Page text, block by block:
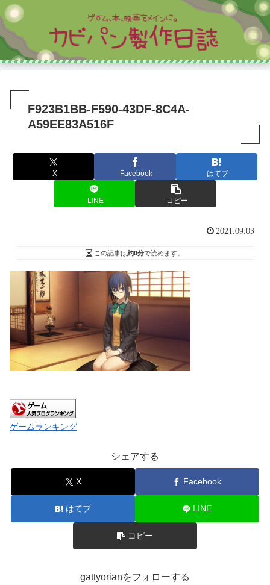
F923B1BB-F590-43DF-8C4A-
A59EE83A516F
X Facebook はてブ
LINE コピー
2021.09.03
この記事は約0分で読めます。
ゲームランキング
シェアする
X Facebook
はてブ LINE
コピー
gattyorianをフォローする